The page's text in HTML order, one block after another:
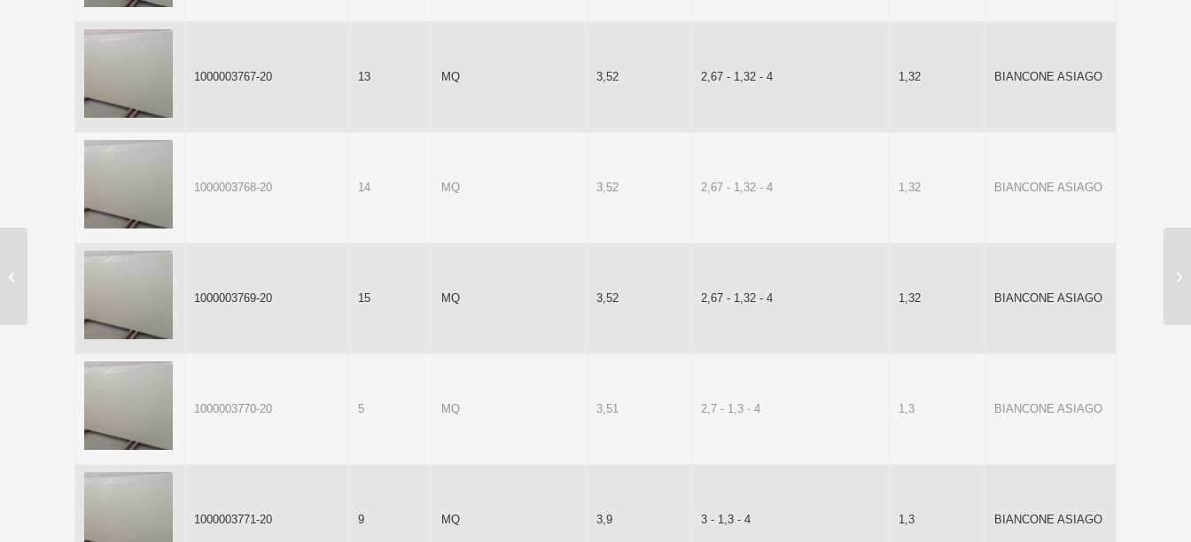
1000003767-20 13 MQ 3,52 2,67 - 1,32 - 4 1,32 BIANCONE ASIAGO
1000003768-20 14 MQ 3,52 2,67 - 1,32 - 4 1,32 BIANCONE ASIAGO
1000003769-20 15 MQ 3,52 2,67 - 1,32 - 4 1,32 BIANCONE ASIAGO
1000003770-20 5 MQ 3,51 2,7 - 1,3 - 4 1,3 BIANCONE ASIAGO
1000003771-20 9 MQ 3,9 3 - 1,3 - 4 1,3 BIANCONE ASIAGO